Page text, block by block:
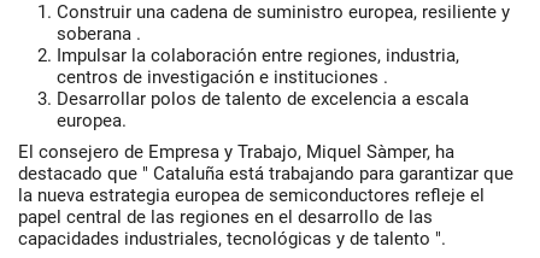
Construir una cadena de suministro europea, resiliente y
soberana .
Impulsar la colaboración entre regiones, industria,
centros de investigación e instituciones .
Desarrollar polos de talento de excelencia a escala
europea.
El consejero de Empresa y Trabajo, Miquel Sàmper, ha
destacado que " Cataluña está trabajando para garantizar que
la nueva estrategia europea de semiconductores refleje el
papel central de las regiones en el desarrollo de las
capacidades industriales, tecnológicas y de talento ".